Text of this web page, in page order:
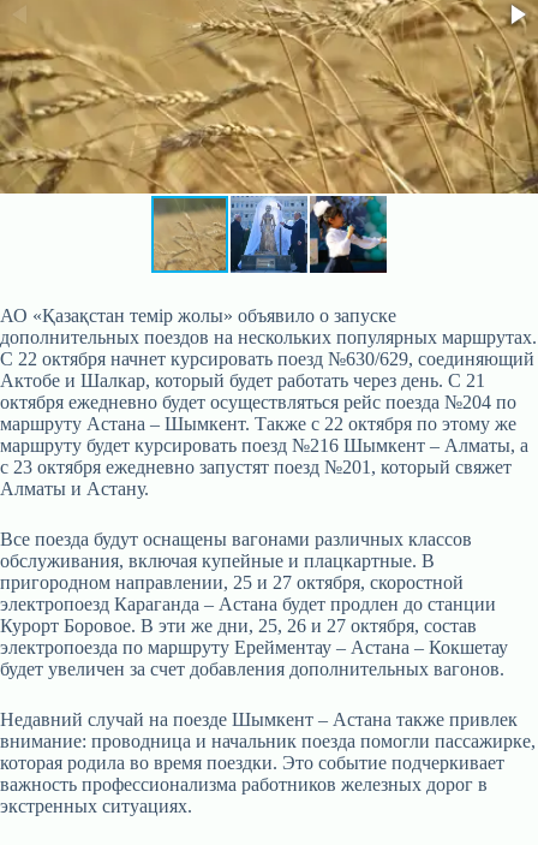
АО «Қазақстан темір жолы» объявило о запуске
дополнительных поездов на нескольких популярных маршрутах.
С 22 октября начнет курсировать поезд №630/629, соединяющий
Актобе и Шалкар, который будет работать через день. С 21
октября ежедневно будет осуществляться рейс поезда №204 по
маршруту Астана – Шымкент. Также с 22 октября по этому же
маршруту будет курсировать поезд №216 Шымкент – Алматы, а
с 23 октября ежедневно запустят поезд №201, который свяжет
Алматы и Астану.
Все поезда будут оснащены вагонами различных классов
обслуживания, включая купейные и плацкартные. В
пригородном направлении, 25 и 27 октября, скоростной
электропоезд Караганда – Астана будет продлен до станции
Курорт Боровое. В эти же дни, 25, 26 и 27 октября, состав
электропоезда по маршруту Ерейментау – Астана – Кокшетау
будет увеличен за счет добавления дополнительных вагонов.
Недавний случай на поезде Шымкент – Астана также привлек
внимание: проводница и начальник поезда помогли пассажирке,
которая родила во время поездки. Это событие подчеркивает
важность профессионализма работников железных дорог в
экстренных ситуациях.